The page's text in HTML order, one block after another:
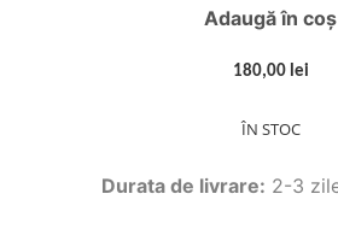
Adaugă în coș
180,00 lei
ÎN STOC
Durata de livrare: 2-3